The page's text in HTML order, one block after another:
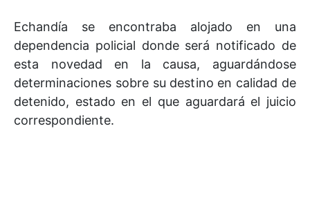
Echandía se encontraba alojado en una
dependencia policial donde será notificado de
esta novedad en la causa, aguardándose
determinaciones sobre su destino en calidad de
detenido, estado en el que aguardará el juicio
correspondiente.